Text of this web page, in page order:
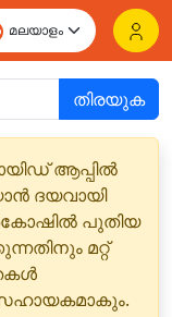
തിരയുക
ആപ്പിൽ
ദയവായി
പുതിയ
മറ്റ്